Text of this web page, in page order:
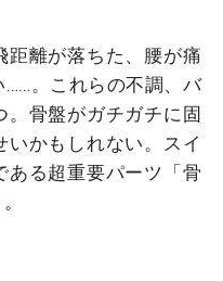
距離が落ちた、腰が痛
……。これらの不調、バ
。骨盤がガチガチに固
いかもしれない。スイ
ある超重要パーツ「骨